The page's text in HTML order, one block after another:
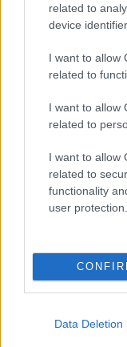
related to
device
I want to allow
related to
I want to allow
related to
I want to allow
related to
functionality
user protection.
Data Deletion
ΔΙΑΤΡΟΦΗ07·08·2026
5 ροφήματα που
ύπνο για